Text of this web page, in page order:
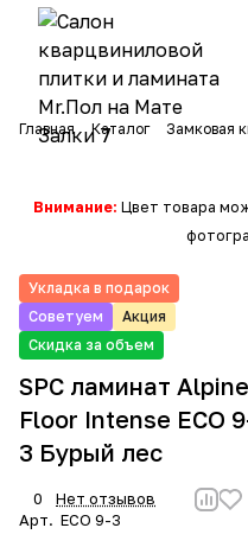
Главная Каталог Замковая
Внимание: Цвет товара
Укладка в подарок
Советуем
Акция
Скидка за объем
SPC ламинат Alpine
Floor Intense ECO
3 Бурый лес
0
Нет отзывов
Арт. ECO 9-3